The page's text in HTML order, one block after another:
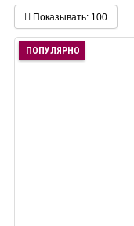
Показывать: 100
ПОПУЛЯРНО